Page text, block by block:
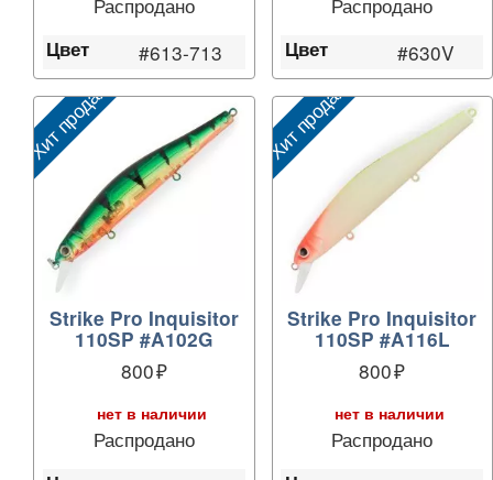
Цвет #613-713 Цвет #630V
Хит продаж
Strike Pro Inquisitor
110SP #A102G
800
нет в наличии
Распродано
Хит продаж
Strike Pro Inquisitor
110SP #A116L
800
нет в наличии
Распродано